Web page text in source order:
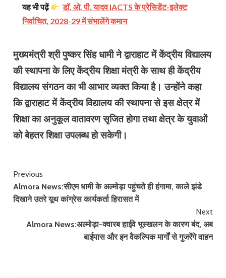
यह भी पढ़ें
डॉ. ओ. पी. यादव IACTS के प्रेसिडेंट-इलेक्ट
निर्वाचित, 2028-29 में संभालेंगे कमान
मुख्यमंत्री श्री पुष्कर सिंह धामी ने द्वाराहाट में केंद्रीय विद्यालय
की स्थापना के लिए केंद्रीय शिक्षा मंत्री के साथ ही केंद्रीय
विद्यालय संगठन का भी आभार व्यक्त किया है। उन्होंने कहा
कि द्वाराहाट में केंद्रीय विद्यालय की स्थापना से इस क्षेत्र में
शिक्षा का अनुकूल वातावरण सृजित होगा तथा क्षेत्र के युवाओं
को बेहतर शिक्षा उपलब्ध हो सकेगी।
Continue
Reading
Previous
Almora News:सीएम धामी के अल्मोड़ा पहुंचते ही हंगामा, काले झंडे
दिखाने उतरे यूथ कांग्रेस कार्यकर्ता हिरासत में
Next
Almora News:अल्मोड़ा-क्वारब हाईवे भूस्खलन के कारण बंद, अब
बाईपास और इन वैकल्पिक मार्गों से गुजरेंगे वाहन